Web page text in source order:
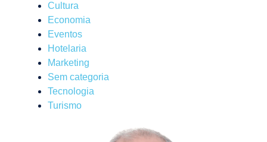
Cultura
Economia
Eventos
Hotelaria
Marketing
Sem categoria
Tecnologia
Turismo